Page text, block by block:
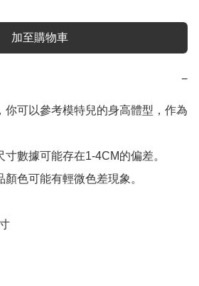
加至購物車
−
你可以參考模特兒的身高體型，作為
數據可能存在1-4CM的偏差。
色可能有輕微色差現象。